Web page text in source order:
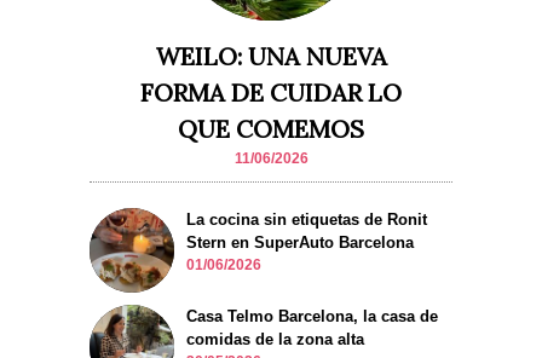
WEILO: UNA NUEVA
FORMA DE CUIDAR LO
QUE COMEMOS
11/06/2026
La cocina sin etiquetas de Ronit
Stern en SuperAuto Barcelona
01/06/2026
Casa Telmo Barcelona, la casa de
comidas de la zona alta